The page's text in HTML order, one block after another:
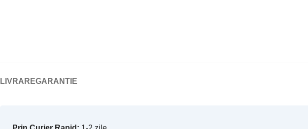
LIVRAREGARANTIE